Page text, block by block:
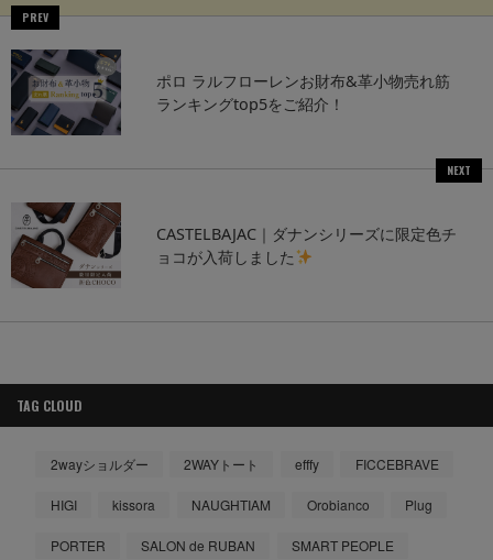
PREV
ポロ ラルフローレンお財布&革小物売れ筋
ランキングtop5をご紹介！
NEXT
CASTELBAJAC｜ダナンシリーズに限定色チ
ョコが入荷しました
TAG CLOUD
2wayショルダー 2WAYトート efffy FICCEBRAVE
HIGI kissora NAUGHTIAM Orobianco Plug
PORTER SALON de RUBAN SMART PEOPLE